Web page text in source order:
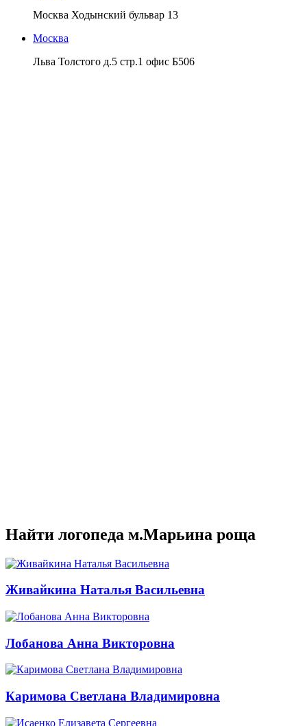
Москва Ходынский бульвар 13
Москва
Льва Толстого д.5 стр.1 офис Б506
Найти логопеда м.Марьина роща
Живайкина Наталья Васильевна
Лобанова Анна Викторовна
Каримова Светлана Владимировна